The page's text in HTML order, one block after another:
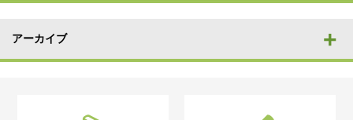
アーカイブ